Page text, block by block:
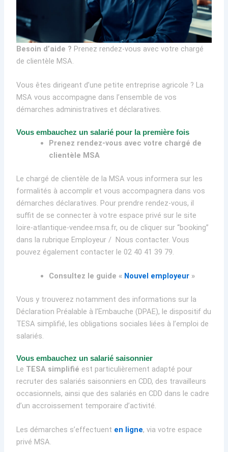
Besoin d’aide ? Prenez rendez-vous avec votre chargé
de clientèle MSA.
Vous êtes dirigeant d’une petite entreprise agricole ? La
MSA vous accompagne dans l’ensemble de vos
démarches administratives et déclaratives.
Vous embauchez un salarié pour la première fois
Prenez rendez-vous avec votre chargé de
clientèle MSA
Le chargé de clientèle de la MSA vous informera sur les
formalités à accomplir et vous accompagnera dans vos
démarches déclaratives. Pour prendre rendez-vous, il
suffit de se connecter à votre espace privé sur le site
loire-atlantique-vendee.msa.fr, ou de cliquer sur “booking”
dans la rubrique Employeur / Nous contacter. Vous
pouvez également contacter le 02 40 41 39 79.
Consultez le guide « Nouvel employeur »
Vous y trouverez notamment des informations sur la
Déclaration Préalable à l’Embauche (DPAE), le dispositif du
TESA simplifié, les obligations sociales liées à l’emploi de
salariés.
Vous embauchez un salarié saisonnier
Le TESA simplifié est particulièrement adapté pour
recruter des salariés saisonniers en CDD, des travailleurs
occasionnels, ainsi que des salariés en CDD dans le cadre
d’un accroissement temporaire d’activité.
Les démarches s’effectuent en ligne, via votre espace
privé MSA.